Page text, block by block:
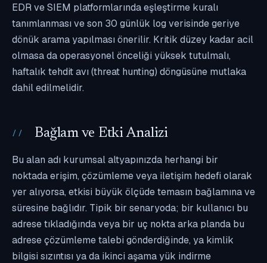
EDR ve SIEM platformlarında eşleştirme kuralı
tanımlanması ve son 30 günlük log verisinde geriye
dönük arama yapılması önerilir. Kritik düzey kadar acil
olmasa da operasyonel önceliği yüksek tutulmalı,
haftalık tehdit avı (threat hunting) döngüsüne mutlaka
dahil edilmelidir.
Bağlam ve Etki Analizi
Bu alan adı kurumsal altyapınızda herhangi bir
noktada erişim, çözümleme veya iletişim hedefi olarak
yer alıyorsa, etkisi büyük ölçüde temasın bağlamına ve
süresine bağlıdır. Tipik bir senaryoda; bir kullanıcı bu
adrese tıkladığında veya bir uç nokta arka planda bu
adrese çözümleme talebi gönderdiğinde, ya kimlik
bilgisi sızıntısı ya da ikinci aşama yük indirme